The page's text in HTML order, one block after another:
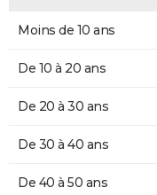
Moins de 10 ans
De 10 à 20 ans
De 20 à 30 ans
De 30 à 40 ans
De 40 à 50 ans